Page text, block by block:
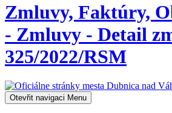
Zmluvy, Faktúry,
- Zmluvy - Detail
325/2022/RSM
Otevřit navigaci Menu